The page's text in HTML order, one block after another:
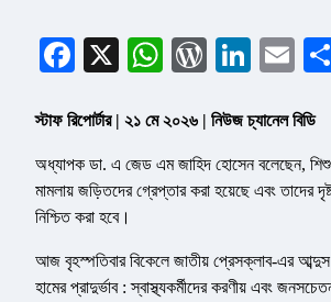
Facebook
X WhatsApp
স্টাফ রিপোর্টার | ২১ মে ২০২৬ | নিউজ চ্যানেল বিডি
অধ্যাপক ডা. এ জেড এম জাহিদ হোসেন বলেছেন, শিশু
মামলায় জড়িতদের গ্রেপ্তার করা হয়েছে এবং তাদের
নিশ্চিত করা হবে।
আজ বৃহস্পতিবার বিকেলে জাতীয় প্রেসক্লাব-এর আব্দুস
হামের প্রাদুর্ভাব : স্বাস্থ্যকর্মীদের করণীয় এবং